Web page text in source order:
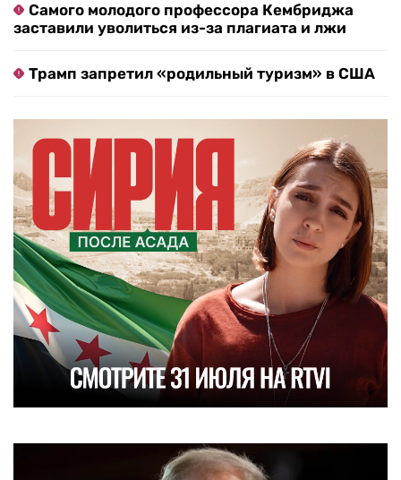
Самого молодого профессора Кембриджа
заставили уволиться из-за плагиата и лжи
Трамп запретил «родильный туризм» в США